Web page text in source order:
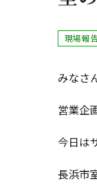
投
稿
テ
ゴ
ー:
現場報
みなさ
営業企
今日は
長浜市